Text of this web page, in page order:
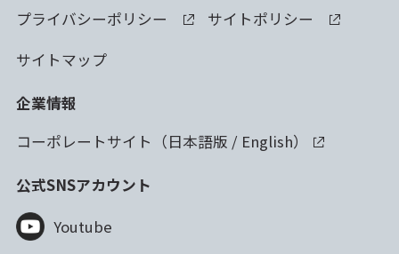
プライバシーポリシー
サイトポリシー
サイトマップ
企業情報
コーポレートサイト（日本語版 / English）
公式SNSアカウント
Youtube